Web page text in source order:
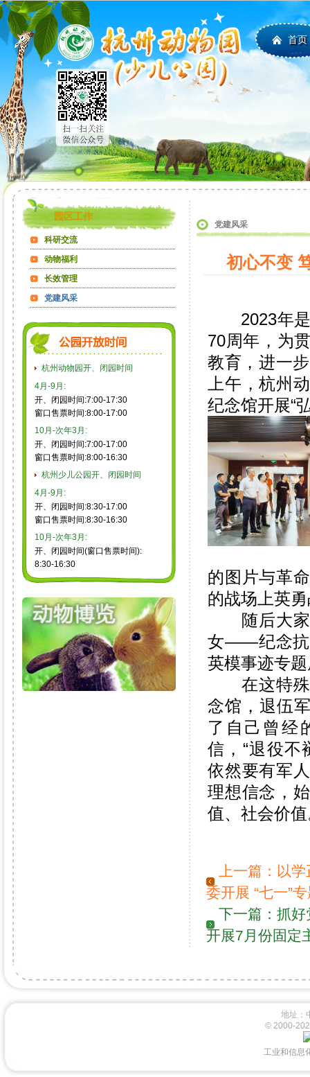
首页
园区工作
科研交流
动物福利
长效管理
党建风采
杭州动物园开、闭园时间
4月-9月:
开、闭园时间:7:00-17:30
窗口售票时间:8:00-17:00
10月-次年3月:
开、闭园时间:7:00-17:00
窗口售票时间:8:00-16:30
杭州少儿公园开、闭园时间
4月-9月:
开、闭园时间:8:30-17:00
窗口售票时间:8:30-16:30
10月-次年3月:
开、闭园时间(窗口售票时间):
8:30-16:30
党建风采
初心不变
2023年是
70周年，为
教育，进一
上午，杭州
纪念馆开展“
的图片与革
的战场上英
随后大家
女——纪念抗
英模事迹专
在这特殊
念馆，退伍
了自己曾经
信，“退役不
依然要有军
理想信念，
值、社会价
上一篇： 以
委开展 “七一”
下一篇： 抓好
开展7月份固定
地址
© 2000-
工业和信息